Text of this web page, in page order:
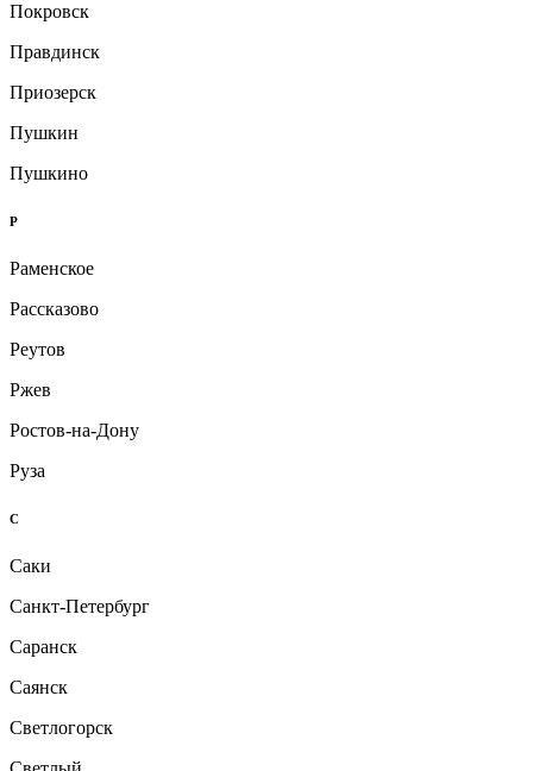
Покровск
Правдинск
Приозерск
Пушкин
Пушкино
Р
Раменское
Рассказово
Реутов
Ржев
Ростов-на-Дону
Руза
С
Саки
Санкт-Петербург
Саранск
Саянск
Светлогорск